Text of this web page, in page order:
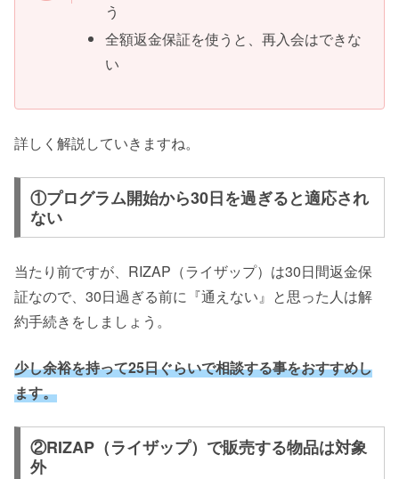
う
全額返金保証を使うと、再入会はできな
い
詳しく解説していきますね。
①プログラム開始から30日を過ぎると適応され
ない
当たり前ですが、RIZAP（ライザップ）は30日間返金保
証なので、30日過ぎる前に『通えない』と思った人は解
約手続きをしましょう。
少し余裕を持って25日ぐらいで相談する事をおすすめし
ます。
②RIZAP（ライザップ）で販売する物品は対象
外